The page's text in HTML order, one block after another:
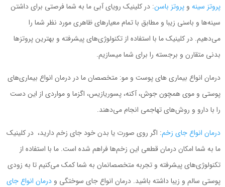
پروتز سینه وپروتز باسن: در کلینیک رویای آبی ما به شما فرصتی برای داشتن
سینه‌ها و باسنی زیبا و مطابق با تمام معیارهای ظاهری مورد نظر شما را
می‌دهیم. در کلینیک ما با استفاده از تکنولوژی‌های پیشرفته و بهترین پروتزها
بدنی متقارن و برجسته را برای شما می‎سازیم.
درمان انواع بیماری های پوست و مو: متخصصان ما در درمان انواع بیماری‌های
پوستی و موی همچون جوش، آکنه، پسوریازیس، اگزما و مواردی از این دست
را با دارو و روش‌های تهاجمی انجام می‌دهند.
درمان انواع جای زخم: اگر روی صورت یا بدن خود جای زخم دارید، در کلینیک
ما به شما امکان درمان قطعی این زخم‌ها فراهم شده است. ما با استفاده از
تکنولوژی‌های پیشرفته و تجربه‌ متخصصانمان به شما کمک می‌کنیم تا به زودی
پوستی سالم و زیبا داشته باشید. درمان انواع جای سوختگی ودرمان انواع جای